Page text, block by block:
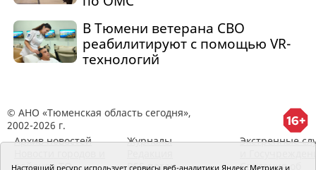
В Тюмени ветерана СВО
реабилитируют с помощью VR-
технологий
© АНО «Тюменская область сегодня»,
2002-2026 г.
Архив новостей
районов ТО
Журналы
RSS поток
Экстренные
Сведения об
Настоящий ресурс использует сервисы веб-аналитики Яндекс Метрика и